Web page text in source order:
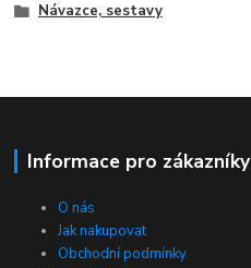
Návazce, sestavy
Informace pro zákazníky
O nás
Jak nakupovat
Obchodní podmínky